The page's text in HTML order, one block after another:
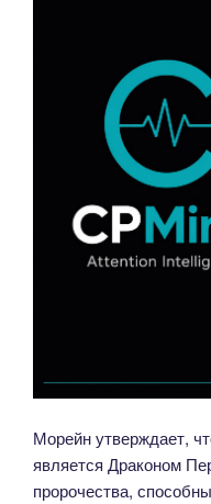
Морейн утверждает,
является Драконом
пророчества,